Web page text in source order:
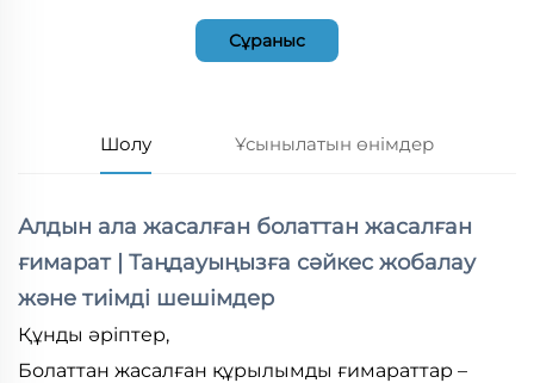
Сұраныс
Шолу Ұсынылатын өнімдер
Алдын ала жасалған болаттан жасалған
ғимарат | Таңдауыңызға сәйкес жобалау
және тиімді шешімдер
Құнды әріптер,
Болаттан жасалған құрылымды ғимараттар –